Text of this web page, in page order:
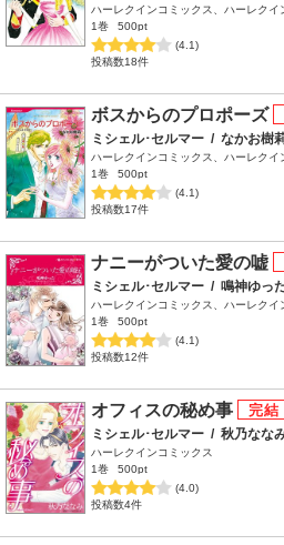
ハーレクインコミックス、ハーレクイ
1巻
500pt
(4.1)
投稿数18件
ボスからのプロポーズ
ミシェル･セルマー / なかお樹
ハーレクインコミックス、ハーレクイ
1巻
500pt
(4.1)
投稿数17件
ナニーがついた愛の嘘
ミシェル･セルマー / 鳴神ゆっ
ハーレクインコミックス、ハーレクイ
1巻
500pt
(4.1)
投稿数12件
オフィスの秘め事
ミシェル･セルマー / 秋乃なな
ハーレクインコミックス
1巻
500pt
(4.0)
投稿数4件